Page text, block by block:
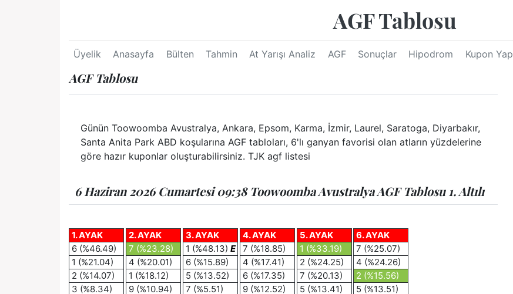
AGF Tablosu
Üyelik Anasayfa Bülten Tahmin At Yarışı Analiz AGF Sonuçlar Hipodrom Kupon Yap
AGF Tablosu
Günün Toowoomba Avustralya, Ankara, Epsom, Karma, İzmir, Laurel, Saratoga, Diyarbakır,
Santa Anita Park ABD koşularına AGF tabloları, 6'lı ganyan favorisi olan atların yüzdelerine
göre hazır kuponlar oluşturabilirsiniz. TJK agf listesi
6 Haziran 2026 Cumartesi 09:38 Toowoomba Avustralya AGF Tablosu 1. Altılı
1. AYAK
6 (%46.49)
1 (%21.04)
2 (%14.07)
3 (%8.34)
2. AYAK
7 (%23.28)
4 (%20.01)
1 (%18.12)
9 (%10.94)
3. AYAK
1 (%48.13) E
6 (%15.89)
5 (%13.52)
7 (%5.51)
4. AYAK
7 (%18.85)
4 (%17.41)
6 (%17.35)
9 (%12.52)
5. AYAK
1 (%33.19)
2 (%24.25)
7 (%20.13)
5 (%13.41)
6. AYAK
7 (%25.07)
4 (%24.26)
2 (%15.56)
5 (%13.51)